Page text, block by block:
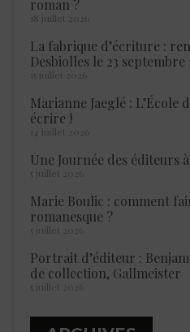
roman ?
18 juillet 2026
La fabrique d’écriture :
Desbiolles le 23 septembre
15 juillet 2026
Marianne Jaeglé : L’École
écrire !
14 juillet 2026
Une Journée des éditeurs
5 juillet 2026
Marie Boulic : comment
romanesque ?
5 juillet 2026
Portrait d’éditeur :
de collection, Gallmeister
5 juillet 2026